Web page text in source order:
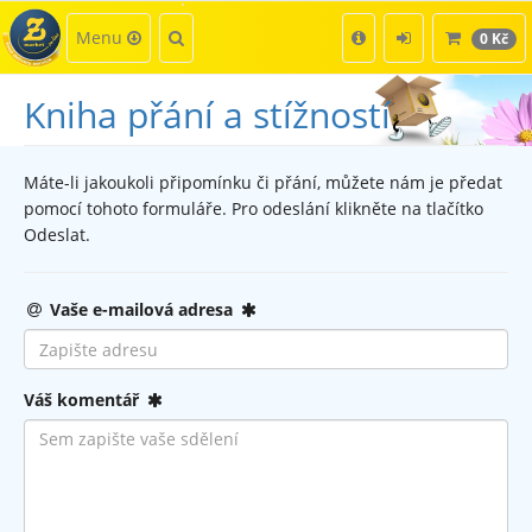
Kategorie
Menu Hledat 0 Kč
Kniha přání a stížností
Máte-li jakoukoli připomínku či přání, můžete nám je předat
pomocí tohoto formuláře. Pro odeslání klikněte na tlačítko
Odeslat.
Vaše e-mailová adresa povinné
Váš komentář povinné